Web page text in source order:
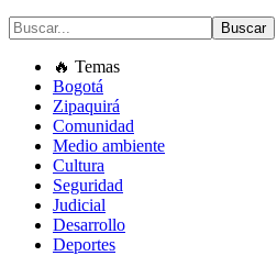
🔥 Temas
Bogotá
Zipaquirá
Comunidad
Medio ambiente
Cultura
Seguridad
Judicial
Desarrollo
Deportes